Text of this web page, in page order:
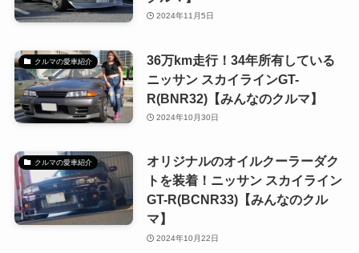
2024年11月5日
クルマの愛車紹介
36万km走行！34年所有している
ニッサン スカイラインGT-
R(BNR32)【みんなのクルマ】
2024年10月30日
クルマの愛車紹介
オリジナルのオイルクーラーダク
トを装着！ニッサン スカイライン
GT-R(BCNR33)【みんなのクル
マ】
2024年10月22日